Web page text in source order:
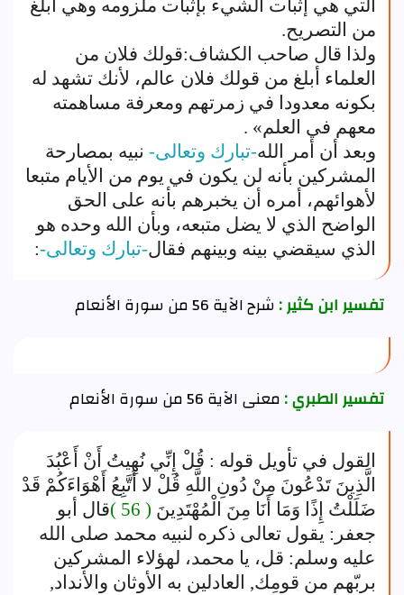
التي هي إثبات الشيء بإثبات ملزومه وهي أبلغ
من التصريح.
ولذا قال صاحب الكشاف:قولك فلان من
العلماء أبلغ من قولك فلان عالم، لأنك تشهد له
بكونه معدودا في زمرتهم ومعرفة مساهمته
معهم في العلم» .
وبعد أن أمر الله-تبارك وتعالى- نبيه بمصارحة
المشركين بأنه لن يكون في يوم من الأيام متبعا
لأهوائهم، أمره أن يخبرهم بأنه على الحق
الواضح الذي لا يضل متبعه، وبأن الله وحده هو
الذي سيقضي بينه وبينهم فقال-تبارك وتعالى-:
تفسير ابن كثير :شرح الآية 56 من سورة الأنعام
تفسير الطبري :معنى الآية 56 من سورة الأنعام
القول في تأويل قوله : قُلْ إِنِّي نُهِيتُ أَنْ أَعْبُدَ
الَّذِينَ تَدْعُونَ مِنْ دُونِ اللَّهِ قُلْ لا أَتَّبِعُ أَهْوَاءَكُمْ قَدْ
ضَلَلْتُ إِذًا وَمَا أَنَا مِنَ الْمُهْتَدِينَ ( 56 )
قال أبو
جعفر: يقول تعالى ذكره لنبيه محمد صلى الله
عليه وسلم: قل، يا محمد، لهؤلاء المشركين
بربّهم من قومِك, العادلين به الأوثان والأنداد,